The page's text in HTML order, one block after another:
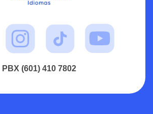
PBX (601) 410 7802